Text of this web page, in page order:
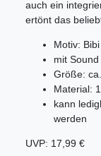
auch ein
ertönt das
Motiv:
mit Sound
Größe:
Material:
kann
werden
UVP: 17,99 €